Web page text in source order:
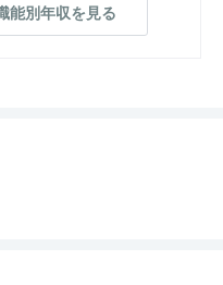
能別年収を見る